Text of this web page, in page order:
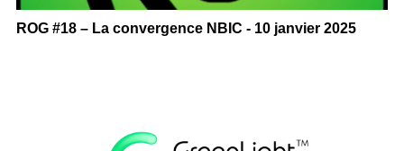
ROG #18 – La convergence NBIC - 10 janvier 2025